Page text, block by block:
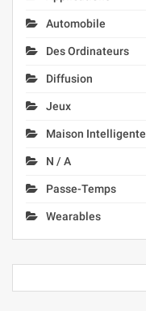
Automobile
Des Ordinateurs
Diffusion
Jeux
Maison Intelligente
N / A
Passe-Temps
Wearables